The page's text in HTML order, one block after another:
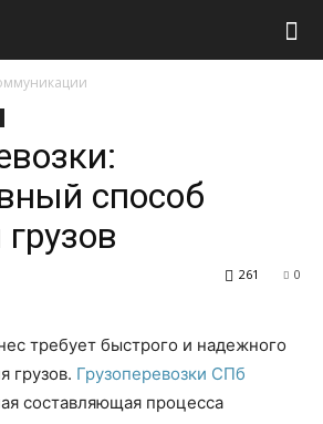
способ
0
261
требует быстрого и надежного
грузов. Грузоперевозки СПб
составляющая процесса